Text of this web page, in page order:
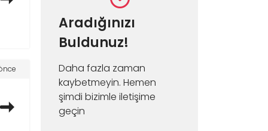
Aradığınızı
Buldunuz!
Daha fazla zaman
kaybetmeyin. Hemen
şimdi bizimle iletişime
geçin